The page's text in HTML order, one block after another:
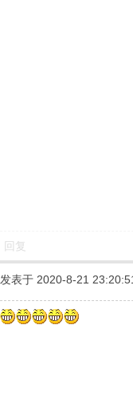
回复
发表于 2020-8-21